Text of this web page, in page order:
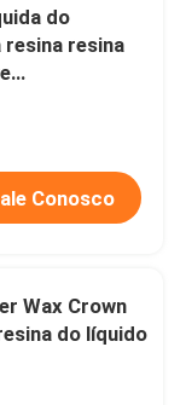
do
resina resina
Conosco
Wax Crown
do líquido